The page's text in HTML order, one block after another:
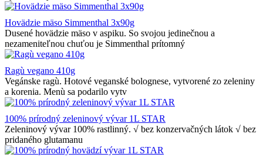
Hovädzie mäso Simmenthal 3x90g
Dusené hovädzie mäso v aspiku. So svojou jedinečnou a
nezameniteľnou chuťou je Simmenthal prítomný
Ragù vegano 410g
Vegánske ragù. Hotové veganské bolognese, vytvorené zo zeleniny
a korenia. Menù sa podarilo vytv
100% prírodný zeleninový vývar 1L STAR
Zeleninový vývar 100% rastlinný. √ bez konzervačných látok √ bez
pridaného glutamanu